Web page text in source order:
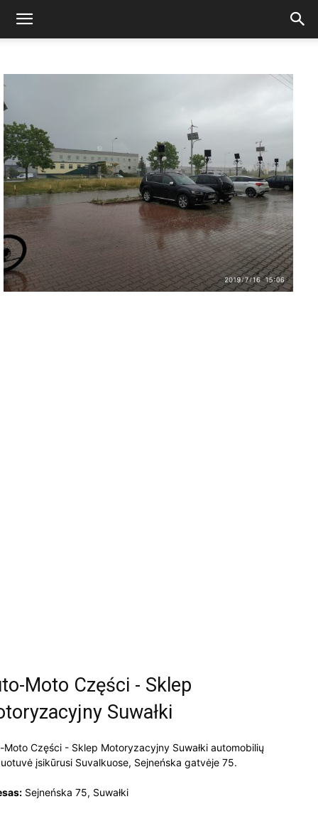
Moto Części - Sklep
Suwałki
Moto Części - Sklep Motoryzacyjny Suwałki automobilių
įsikūrusi Suvalkuose, Sejneńska gatvėje 75.
Sejneńska 75, Suwałki